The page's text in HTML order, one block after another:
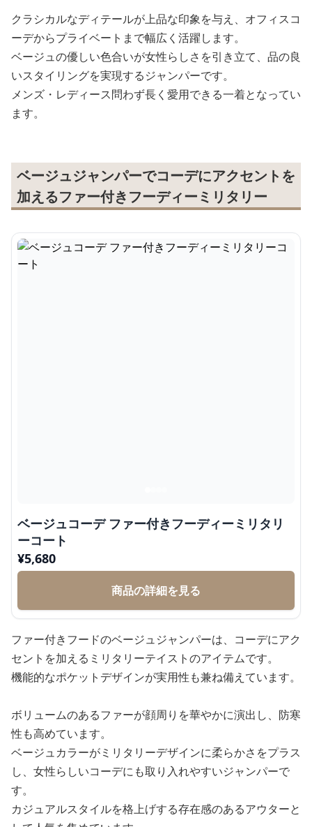
クラシカルなディテールが上品な印象を与え、オフィスコ
ーデからプライベートまで幅広く活躍します。
ベージュの優しい色合いが女性らしさを引き立て、品の良
いスタイリングを実現するジャンパーです。
メンズ・レディース問わず長く愛用できる一着となってい
ます。
ベージュジャンパーでコーデにアクセントを
加えるファー付きフーディーミリタリー
ベージュコーデ ファー付きフーディーミリタリ
ーコート
¥5,680
商品の詳細を見る
ファー付きフードのベージュジャンパーは、コーデにアク
セントを加えるミリタリーテイストのアイテムです。
機能的なポケットデザインが実用性も兼ね備えています。
ボリュームのあるファーが顔周りを華やかに演出し、防寒
性も高めています。
ベージュカラーがミリタリーデザインに柔らかさをプラス
し、女性らしいコーデにも取り入れやすいジャンパーで
す。
カジュアルスタイルを格上げする存在感のあるアウターと